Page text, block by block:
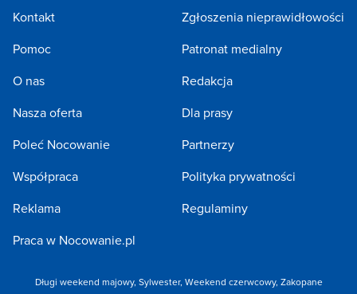
Kontakt
Pomoc
O nas
Nasza oferta
Poleć Nocowanie
Współpraca
Reklama
Praca w Nocowanie.pl
Zgłoszenia nieprawidłowości
Patronat medialny
Redakcja
Dla prasy
Partnerzy
Polityka prywatności
Regulaminy
Długi weekend majowy, Sylwester, Weekend czerwcowy, Zakopane